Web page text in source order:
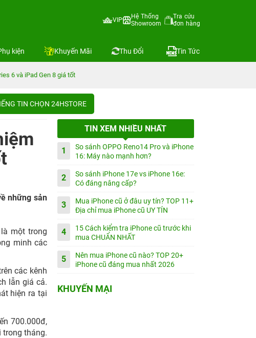
VIP
Hệ Thống
Showroom
Tra cứu
đơn hàng
kiện Khuyến Mãi Thu Đổi Tin Tức
6 và iPad Gen 8 giá tốt
TIN CHỌN 24HSTORE
những sản
một trong
minh các
các kênh
lẫn giá cả.
hiện ra tại
700.000đ,
tháng.
TIN XEM NHIỀU NHẤT
1
So sánh OPPO Reno14 Pro và iPhone
16: Máy nào mạnh hơn?
2
So sánh iPhone 17e vs iPhone 16e:
Có đáng nâng cấp?
3
Mua iPhone cũ ở đâu uy tín? TOP 11+
Địa chỉ mua iPhone cũ UY TÍN
4
15 Cách kiểm tra iPhone cũ trước khi
mua CHUẨN NHẤT
5
Nên mua iPhone cũ nào? TOP 20+
iPhone cũ đáng mua nhất 2026
KHUYẾN MẠI